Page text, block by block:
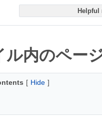
Helpful
ル内のペー
[ Hide ]